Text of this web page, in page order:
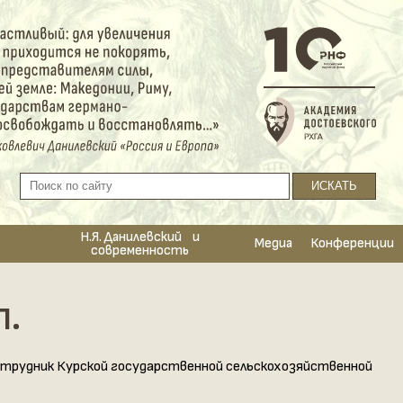
Н.Я. Данилевский и
современность Медиа Конференции
Курской государственной сельскохозяйственной